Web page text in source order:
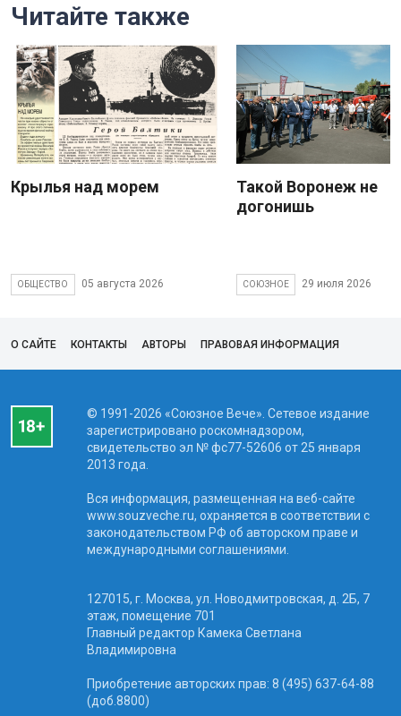
Читайте также
Крылья над морем
ОБЩЕСТВО 05 августа 2026
Такой Воронеж не
догонишь
СОЮЗНОЕ 29 июля 2026
О САЙТЕ КОНТАКТЫ АВТОРЫ ПРАВОВАЯ ИНФОРМАЦИЯ
© 1991-2026 «Союзное Вече». Сетевое издание
зарегистрировано роскомнадзором,
свидетельство эл № фc77-52606 от 25 января
2013 года.
Вся информация, размещенная на веб-сайте
www.souzveche.ru, охраняется в соответствии с
законодательством РФ об авторском праве и
международными соглашениями.
127015, г. Москва, ул. Новодмитровская, д. 2Б, 7
этаж, помещение 701
Главный редактор Камека Светлана
Владимировна
Приобретение авторских прав: 8 (495) 637-64-88
(доб.8800)